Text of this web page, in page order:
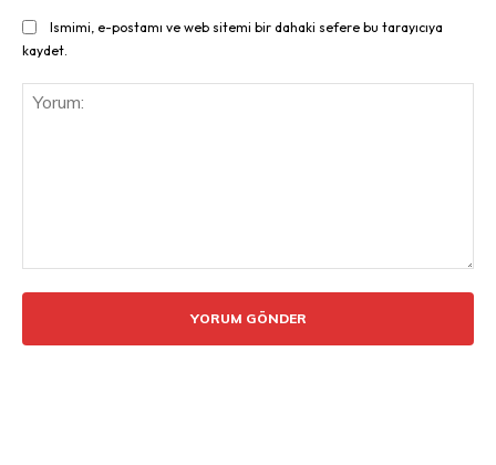
Ismimi, e-postamı ve web sitemi bir dahaki sefere bu tarayıcıya
kaydet.